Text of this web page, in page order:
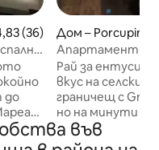
оценка: 4,83 от 5,
(36)
Дом – Porcupine
Апартаменти и
апартаменти
Рай за
вкус на селския
граничещ с
но на минути от
достъп до
често привлича
във